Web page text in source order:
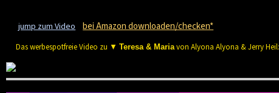
jump zum Video bei Amazon downloaden/checken*
Das werbespotfreie Video zu ▼Teresa & Mariavon Alyona Alyona & Jerry